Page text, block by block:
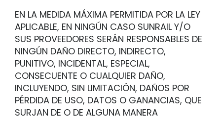
EN LA MEDIDA MÁXIMA PERMITIDA POR LA LEY
APLICABLE, EN NINGÚN CASO SUNRAIL Y/O
SUS PROVEEDORES SERÁN RESPONSABLES DE
NINGÚN DAÑO DIRECTO, INDIRECTO,
PUNITIVO, INCIDENTAL, ESPECIAL,
CONSECUENTE O CUALQUIER DAÑO,
INCLUYENDO, SIN LIMITACIÓN, DAÑOS POR
PÉRDIDA DE USO, DATOS O GANANCIAS, QUE
SURJAN DE O DE ALGUNA MANERA